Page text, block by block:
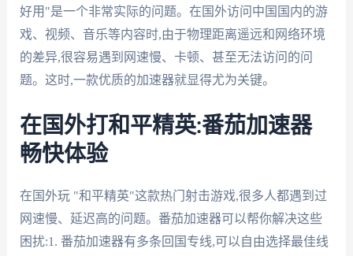
好用"是一个非常实际的问题。在国外访问中国国内的游
戏、视频、音乐等内容时,由于物理距离遥远和网络环境
的差异,很容易遇到网速慢、卡顿、甚至无法访问的问
题。这时,一款优质的加速器就显得尤为关键。
在国外打和平精英:番茄加速器
畅快体验
在国外玩 "和平精英"这款热门射击游戏,很多人都遇到过
网速慢、延迟高的问题。番茄加速器可以帮你解决这些
困扰:1. 番茄加速器有多条回国专线,可以自由选择最佳线